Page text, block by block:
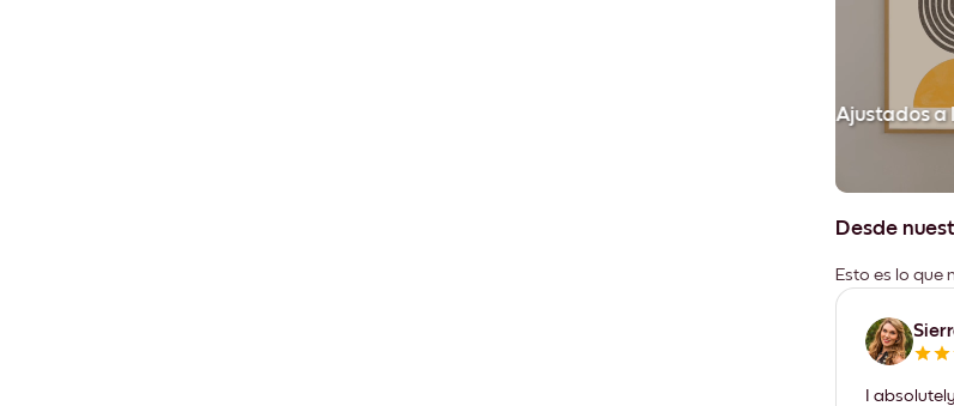
Ajustados a
Desde
Esto es lo que
I